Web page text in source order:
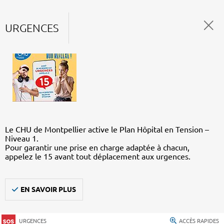
URGENCES
Le CHU de Montpellier active le Plan Hôpital en Tension –
Niveau 1.
Pour garantir une prise en charge adaptée à chacun,
appelez le 15 avant tout déplacement aux urgences.
EN SAVOIR PLUS
URGENCES ACCÈS RAPIDES